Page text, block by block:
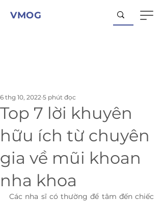
VMOG
Top 7 lời khuyên
hữu ích từ chuyên
gia về mũi khoan
nha khoa
6 thg 10, 2022 5 phút đọc